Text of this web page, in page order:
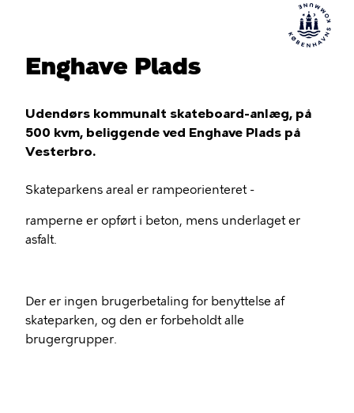
Enghave Plads
Udendørs kommunalt skateboard-anlæg, på
500 kvm, beliggende ved Enghave Plads på
Vesterbro.
Skateparkens areal er rampeorienteret -
ramperne er opført i beton, mens underlaget er
asfalt.
Der er ingen brugerbetaling for benyttelse af
skateparken, og den er forbeholdt alle
brugergrupper.